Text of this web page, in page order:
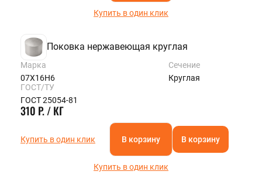
Купить в один клик
Поковка нержавеющая круглая
Марка
07Х16Н6
Сечение
Круглая
ГОСТ/ТУ
ГОСТ 25054-81
310 Р. / КГ
Купить в один клик В корзину В корзину
Купить в один клик